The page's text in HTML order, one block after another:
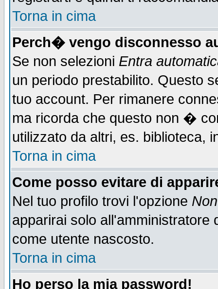
Torna in cima
Perch� vengo disconnesso
Se non selezioni Entra
un periodo prestabilito. Questo
tuo account. Per rimanere
ma ricorda che questo non �
utilizzato da altri, es.
Torna in cima
Come posso evitare di
Nel tuo profilo trovi l'opzione
apparirai solo all'amministratore
come utente nascosto.
Torna in cima
Ho perso la mia password!